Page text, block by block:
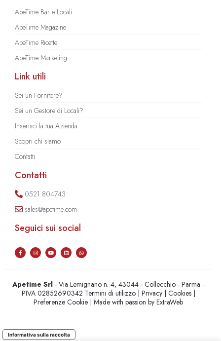
ApeTime Bar e Locali
ApeTime Magazine
ApeTime Ricette
ApeTime Marketing
Link utili
Sei un Fornitore?
Sei un Gestore di Locali?
Inserisci la tua Azienda
Scopri chi siamo
Contatti
Contatti
0521.804743
sales@apetime.com
Seguici sui social
Apetime Srl - Via Lemignano n. 4, 43044 - Collecchio - Parma -
PIVA 02852690342 Termini di utilizzo| Privacy| Cookies|
Preferenze Cookie | Made with passion byExtraWeb
Informativa sulla raccolta